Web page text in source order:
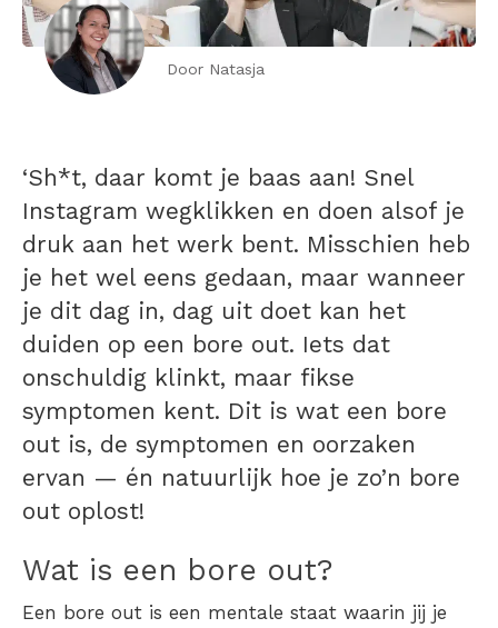
Door Natasja
‘Sh*t, daar komt je baas aan! Snel
Instagram wegklikken en doen alsof je
druk aan het werk bent. Misschien heb
je het wel eens gedaan, maar wanneer
je dit dag in, dag uit doet kan het
duiden op een bore out. Iets dat
onschuldig klinkt, maar fikse
symptomen kent. Dit is wat een bore
out is, de symptomen en oorzaken
ervan — én natuurlijk hoe je zo’n bore
out oplost!
Wat is een bore out?
Een bore out is een mentale staat waarin jij je